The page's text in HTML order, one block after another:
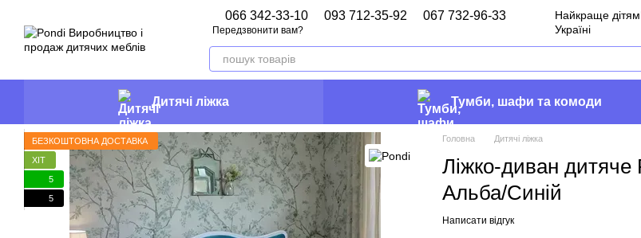
066 342-33-10 093 712-35-92 067 732-96-33
Передзвонити вам?
Найкраще
Україні
Дитячі ліжка Тумби, шафи та комоди
БЕЗКОШТОВНА ДОСТАВКА
ХІТ
5
5
Головна Дитячі ліжка
Ліжко-диван
Альба/Синій
Написати відгук